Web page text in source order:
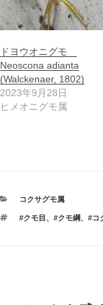
ドヨウオニグモ
Neoscona adianta
(Walckenaer, 1802)
2023年9月28日
ヒメオニグモ属
カ
ゴ
コクサグモ属
タ
#クモ目 、 #クモ綱、 #コ